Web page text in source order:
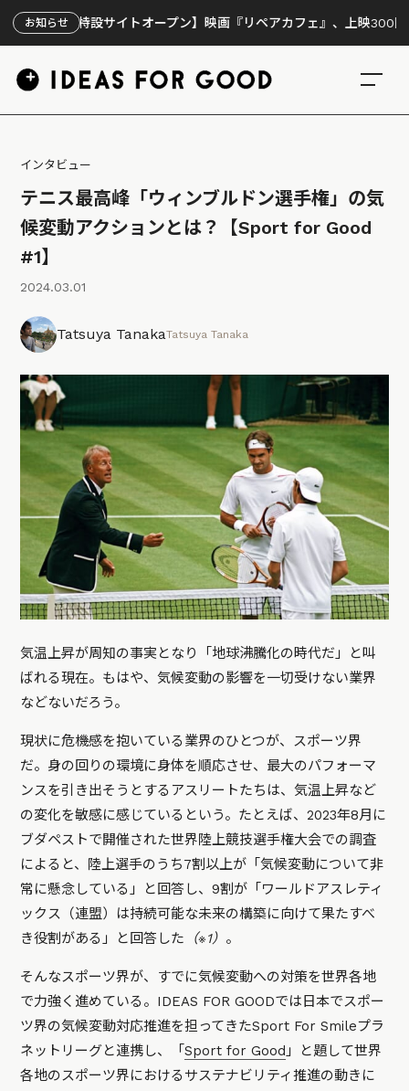
お知らせ
設サイトオープン】映画『リペアカフェ』、上映300回の先で見えて
インタビュー
テニス最高峰「ウィンブルドン選手権」の気
候変動アクションとは？【Sport for Good
#1】
2024.03.01
Tatsuya TanakaTatsuya Tanaka
気温上昇が周知の事実となり「地球沸騰化の時代だ」と叫
ばれる現在。もはや、気候変動の影響を一切受けない業界
などないだろう。
現状に危機感を抱いている業界のひとつが、スポーツ界
だ。身の回りの環境に身体を順応させ、最大のパフォーマ
ンスを引き出そうとするアスリートたちは、気温上昇など
の変化を敏感に感じているという。たとえば、2023年8月に
ブダペストで開催された世界陸上競技選手権大会での調査
によると、陸上選手のうち7割以上が「気候変動について非
常に懸念している」と回答し、9割が「ワールドアスレティ
ックス（連盟）は持続可能な未来の構築に向けて果たすべ
き役割がある」と回答した （※1） 。
そんなスポーツ界が、すでに気候変動への対策を世界各地
で力強く進めている。IDEAS FOR GOODでは日本でスポー
ツ界の気候変動対応推進を担ってきたSport For Smileプラ
ネットリーグと連携し、「Sport for Good 」と題して世界
各地のスポーツ界におけるサステナビリティ推進の動きに